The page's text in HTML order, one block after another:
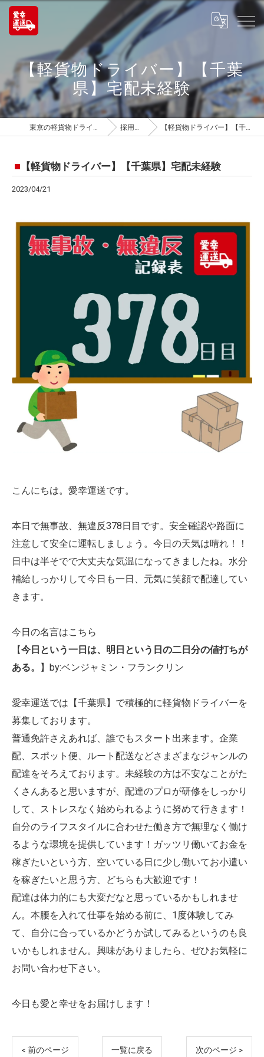
【軽貨物ドライバー】【千葉
県】宅配未経験
東京の軽貨物ドライバーは愛幸運送 採用ブログ 【軽貨物ドライバー】【千葉県】宅配未経験
【軽貨物ドライバー】【千葉県】宅配未経験
2023/04/21
こんにちは。愛幸運送です。
本日で無事故、無違反378日目です。安全確認や路面に
注意して安全に運転しましょう。今日の天気は晴れ！！
日中は半そでで大丈夫な気温になってきましたね。水分
補給しっかりして今日も一日、元気に笑顔で配達してい
きます。
今日の名言はこちら
【今日という一日は、明日という日の二日分の値打ちが
ある。
】by:ベンジャミン・フランクリン
愛幸運送では【千葉県】で積極的に軽貨物ドライバーを
募集しております。
普通免許さえあれば、誰でもスタート出来ます。企業
配、スポット便、ルート配送などさまざまなジャンルの
配達をそろえております。未経験の方は不安なことがた
くさんあると思いますが、配達のプロが研修をしっかり
して、ストレスなく始められるように努めて行きます！
自分のライフスタイルに合わせた働き方で無理なく働け
るような環境を提供しています！ガッツリ働いてお金を
稼ぎたいという方、空いている日に少し働いてお小遣い
を稼ぎたいと思う方、どちらも大歓迎です！
配達は体力的にも大変だなと思っているかもしれませ
ん。本腰を入れて仕事を始める前に、1度体験してみ
て、自分に合っているかどうか試してみるというのも良
いかもしれません。興味がありましたら、ぜひお気軽に
お問い合わせ下さい。
今日も愛と幸せをお届けします！
< 前のページ 一覧に戻る 次のページ >